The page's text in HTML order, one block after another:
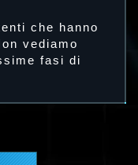
che hanno
vediamo
fasi di